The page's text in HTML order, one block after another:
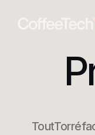
Tout